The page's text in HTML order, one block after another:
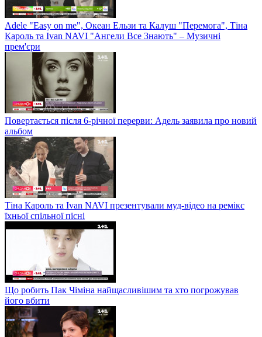
Adele "Easy on me", Океан Ельзи та Калуш "Перемога", Тіна
Кароль та Ivan NAVI "Ангели Все Знають" – Музичні
прем'єри
Повертається після 6-річної перерви: Адель заявила про новий
альбом
Тіна Кароль та Ivan NAVI презентували муд-відео на ремікс
їхньої спільної пісні
Що робить Пак Чіміна найщасливішим та хто погрожував
його вбити